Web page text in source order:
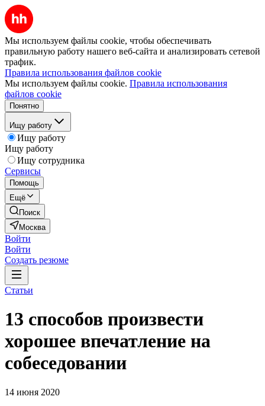
Мы используем файлы cookie, чтобы обеспечивать
правильную работу нашего веб-сайта и анализировать сетевой
трафик.
Правила использования файлов cookie
Мы используем файлы cookie. Правила использования
файлов cookie
Понятно
Ищу работу
Ищу работу
Ищу работу
Ищу сотрудника
Сервисы
Помощь
Ещё
Поиск
Москва
Войти
Войти
Создать резюме
Статьи
13 способов произвести
хорошее впечатление на
собеседовании
14 июня 2020